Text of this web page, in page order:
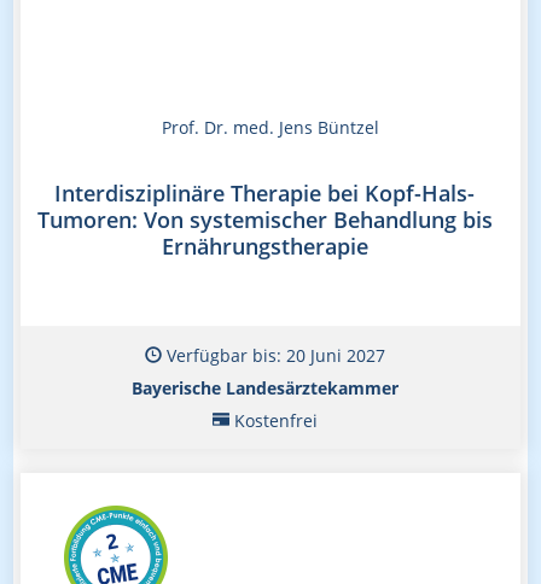
Prof. Dr. med. Jens Büntzel
Interdisziplinäre Therapie bei Kopf-Hals-
Tumoren: Von systemischer Behandlung bis
Ernährungstherapie
Verfügbar bis: 20 Juni 2027
Bayerische Landesärztekammer
Kostenfrei